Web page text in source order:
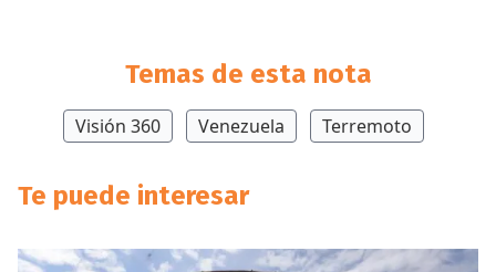
Temas de esta nota
Visión 360 Venezuela Terremoto
Te puede interesar